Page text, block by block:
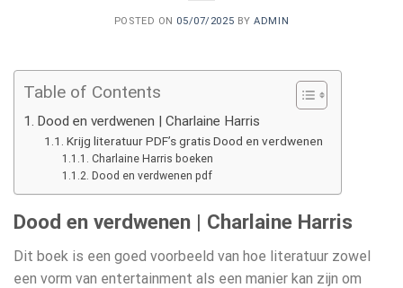
POSTED ON 05/07/2025 BYADMIN
Table of Contents
Dood en verdwenen | Charlaine Harris
Krijg literatuur PDF’s gratis Dood en verdwenen
Charlaine Harris boeken
Dood en verdwenen pdf
Dood en verdwenen | Charlaine Harris
Dit boek is een goed voorbeeld van hoe literatuur zowel
een vorm van entertainment als een manier kan zijn om